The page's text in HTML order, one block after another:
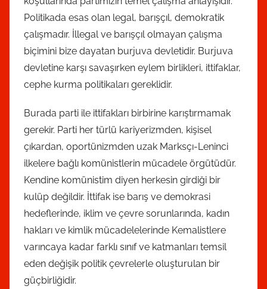
Politikada esas olan legal, barışçıl, demokratik
çalışmadır. İllegal ve barışçıl olmayan çalışma
biçimini bize dayatan burjuva devletidir. Burjuva
devletine karşı savaşırken eylem birlikleri, ittifaklar,
cephe kurma politikaları gereklidir.
Burada parti ile ittifakları birbirine karıştırmamak
gerekir. Parti her türlü kariyerizmden, kişisel
çıkardan, oportünizmden uzak Marksçı-Leninci
ilkelere bağlı komünistlerin mücadele örgütüdür.
Kendine komünistim diyen herkesin girdiği bir
kulüp değildir. İttifak ise barış ve demokrasi
hedeflerinde, iklim ve çevre sorunlarında, kadın
hakları ve kimlik mücadelelerinde Kemalistlere
varıncaya kadar farklı sınıf ve katmanları temsil
eden değişik politik çevrelerle oluşturulan bir
güçbirliğidir.